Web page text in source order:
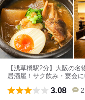
【浅草橋駅2分】大阪の
居酒屋！サク飲み・宴会
3.08